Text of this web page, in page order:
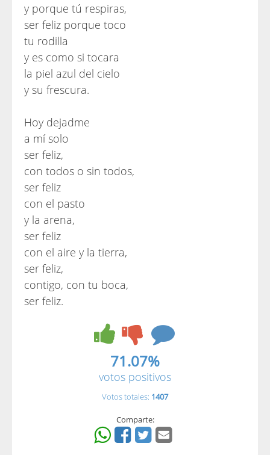
y porque tú respiras,
ser feliz porque toco
tu rodilla
y es como si tocara
la piel azul del cielo
y su frescura.
Hoy dejadme
a mí solo
ser feliz,
con todos o sin todos,
ser feliz
con el pasto
y la arena,
ser feliz
con el aire y la tierra,
ser feliz,
contigo, con tu boca,
ser feliz.
71.07%
votos positivos
Votos totales: 1407
Comparte: